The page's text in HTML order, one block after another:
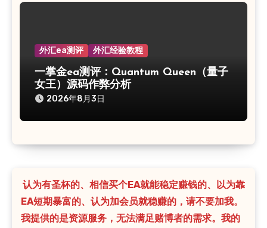
外汇ea测评 外汇经验教程
一掌金ea测评：Quantum Queen（量子
女王）源码作弊分析
2026年8月3日
认为有圣杯的、相信买个EA就能稳定赚钱的、以为靠
EA短期暴富的、认为加会员就稳赚的，请不要加我。
我提供的是资源服务，无法满足赌博者的需求。我的